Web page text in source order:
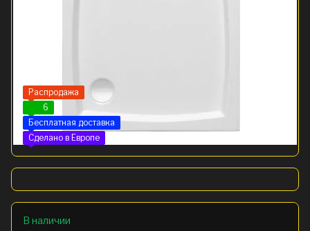
Распродажа
6
Бесплатная доставка
Сделано в Европе
В наличии